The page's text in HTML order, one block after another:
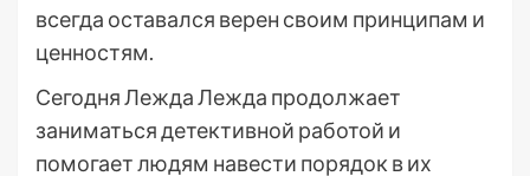
всегда оставался верен своим принципам и
ценностям.
Сегодня Лежда Лежда продолжает
заниматься детективной работой и
помогает людям навести порядок в их